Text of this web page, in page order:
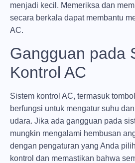
menjadi kecil. Memeriksa dan
secara berkala dapat membantu
AC.
Gangguan pada
Kontrol AC
Sistem kontrol AC, termasuk
berfungsi untuk mengatur suhu
udara. Jika ada gangguan pada
mungkin mengalami hembusan
dengan pengaturan yang Anda
kontrol dan memastikan bahwa